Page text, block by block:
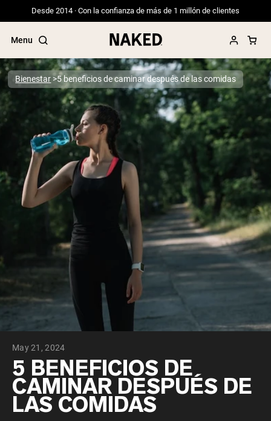
Desde 2014 · Con la confianza de más de 1 millón de clientes
Menu
Términos de Búsqueda Populares
”Protein Powder“
”Overnight Oats“
”Vegan protein“
”Collagen“
”Micellar Casein“
Bienestar 5 beneficios de caminar después de las comidas
May 21, 2024
5 BENEFICIOS DE
CAMINAR DESPUÉS DE
LAS COMIDAS